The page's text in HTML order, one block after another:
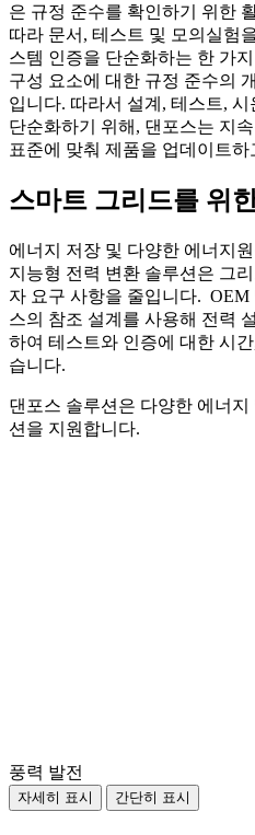
은 규정 준수를 확인하기 위한
따라 문서, 테스트 및 모의실험
스템 인증을 단순화하는 한 가
구성 요소에 대한 규정 준수의
입니다. 따라서 설계, 테스트,
단순화하기 위해, 댄포스는 지
표준에 맞춰 제품을 업데이트하
스마트 그리드를 위
에너지 저장 및 다양한 에너지
지능형 전력 변환 솔루션은 그
자 요구 사항을 줄입니다.
스의 참조 설계를 사용해 전력
하여 테스트와 인증에 대한 시
습니다.
댄포스 솔루션은 다양한 에너
션을 지원합니다.
풍력 발전
자세히 표시 간단히 표시